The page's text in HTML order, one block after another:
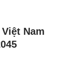
Nam